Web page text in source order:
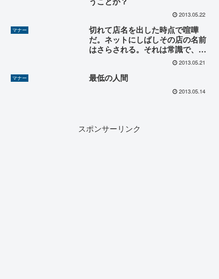
2013.05.22
マナー
切れて店名を出した時点で喧嘩
だ。ネットにしばしその店の名前
はさらされる。それは常識で、簡
単に謝ってすむ話ではないと思
2013.05.21
マナー 最低の人間
2013.05.14
スポンサーリンク